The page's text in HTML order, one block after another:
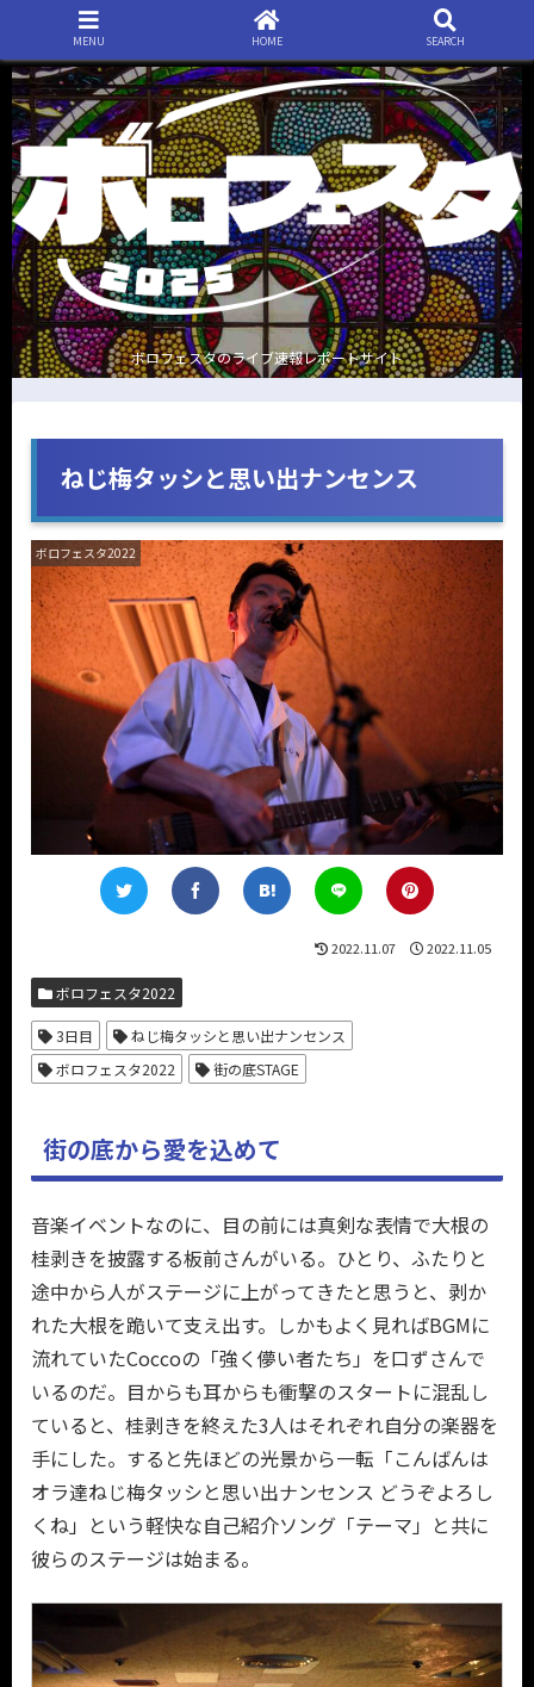
ボロフェスタのライブ速報レポートサイト
ねじ梅タッシと思い出ナンセンス
ボロフェスタ2022
2022.11.07 2022.11.05
ボロフェスタ2022
3日目
ねじ梅タッシと思い出ナンセンス
ボロフェスタ2022
街の底STAGE
街の底から愛を込めて
音楽イベントなのに、目の前には真剣な表情で大根の
桂剥きを披露する板前さんがいる。ひとり、ふたりと
途中から人がステージに上がってきたと思うと、剥か
れた大根を跪いて支え出す。しかもよく見ればBGMに
流れていたCoccoの「強く儚い者たち」を口ずさんで
いるのだ。目からも耳からも衝撃のスタートに混乱し
ていると、桂剥きを終えた3人はそれぞれ自分の楽器を
手にした。すると先ほどの光景から一転「こんばんは
オラ達ねじ梅タッシと思い出ナンセンス どうぞよろし
くね」という軽快な自己紹介ソング「テーマ」と共に
彼らのステージは始まる。
MENU HOME SEARCH